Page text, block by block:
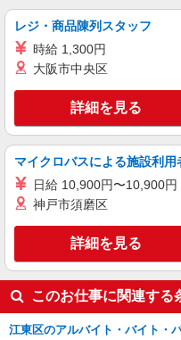
レジ・商品陳列スタッフ
時給 1,300円
大阪市中央区
詳細を見る
マイクロバスによる施設利
日給 10,900円〜10,900円
神戸市須磨区
詳細を見る
このお仕事に関連する
江東区のアルバイト・バイト・